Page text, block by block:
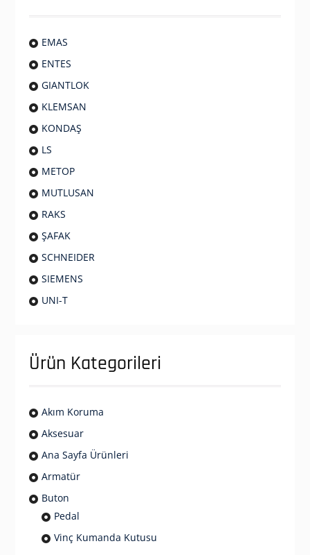
EMAS
ENTES
GIANTLOK
KLEMSAN
KONDAŞ
LS
METOP
MUTLUSAN
RAKS
ŞAFAK
SCHNEIDER
SIEMENS
UNI-T
Ürün Kategorileri
Akım Koruma
Aksesuar
Ana Sayfa Ürünleri
Armatür
Buton
Pedal
Vinç Kumanda Kutusu